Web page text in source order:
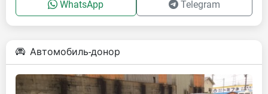
WhatsApp Telegram
Автомобиль-донор